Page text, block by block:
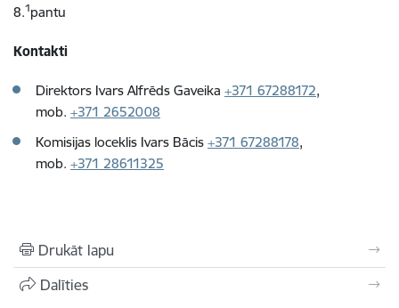
8.1pantu
Kontakti
Direktors Ivars Alfrēds Gaveika +371 67288172,
mob. +371 2652008
Komisijas loceklis Ivars Bācis +371 67288178,
mob. +371 28611325
Drukāt lapu
Dalīties